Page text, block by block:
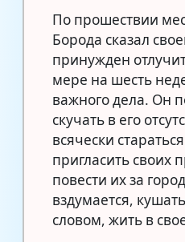
По прошествии
Борода сказал
принужден
мере на шесть
важного дела. Он
скучать в его
всячески
пригласить своих
повести их за
вздумается,
словом, жить в